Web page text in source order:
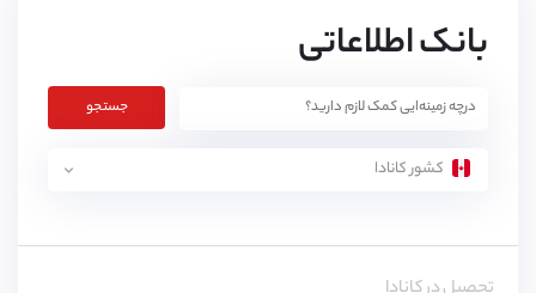
بانک اطلاعاتی
جستجو
کشور کانادا